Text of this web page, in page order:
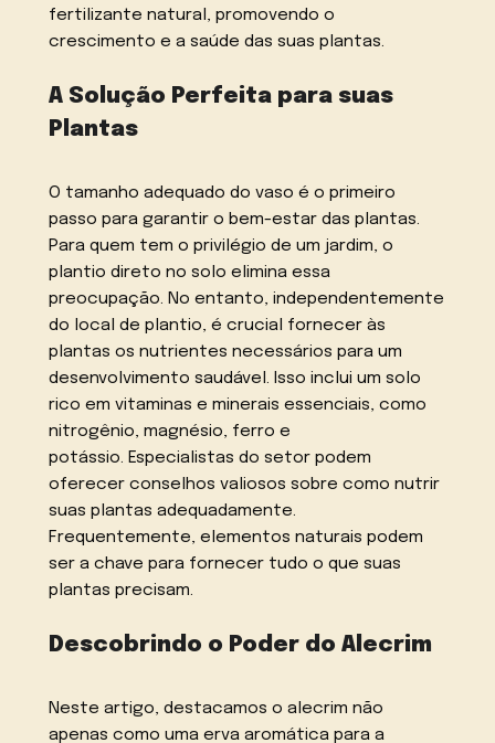
fertilizante natural, promovendo o
crescimento e a saúde das suas plantas.
A Solução Perfeita para suas
Plantas
O tamanho adequado do vaso é o primeiro
passo para garantir o bem-estar das plantas.
Para quem tem o privilégio de um jardim, o
plantio direto no solo elimina essa
preocupação. No entanto, independentemente
do local de plantio, é crucial fornecer às
plantas os nutrientes necessários para um
desenvolvimento saudável. Isso inclui um solo
rico em vitaminas e minerais essenciais, como
nitrogênio, magnésio, ferro e
potássio. Especialistas do setor podem
oferecer conselhos valiosos sobre como nutrir
suas plantas adequadamente.
Frequentemente, elementos naturais podem
ser a chave para fornecer tudo o que suas
plantas precisam.
Descobrindo o Poder do Alecrim
Neste artigo, destacamos o alecrim não
apenas como uma erva aromática para a